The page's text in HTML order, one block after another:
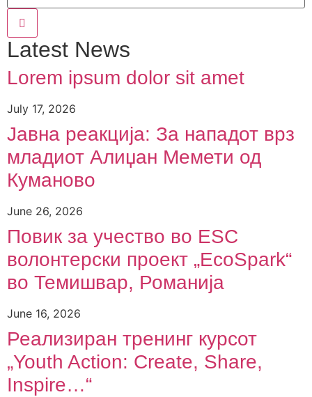
Latest News
Lorem ipsum dolor sit amet
July 17, 2026
Јавна реакција: Зa нападот врз
младиот Алиџан Мемети од
Куманово
June 26, 2026
Повик за учество во ESC
волонтерски проект „EcoSpark“
во Темишвар, Романија
June 16, 2026
Реализиран тренинг курсот
„Youth Action: Create, Share,
Inspire…“